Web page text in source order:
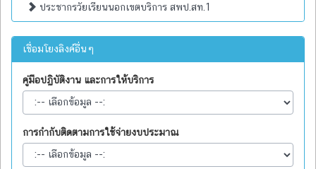
ประชากรวัยเรียนนอกเขตบริการ สพป.สท.1
เชื่อมโยงลิงค์อื่นๆ
คู่มือปฏิบัติงาน และการให้บริการ
การกำกับติดตามการใช้จ่ายงบประมาณ